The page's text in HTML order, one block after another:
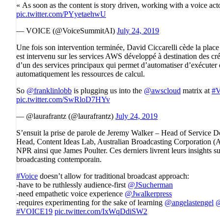
« As soon as the content is story driven, working with a voice
pic.twitter.com/PYyetaehwU
— VOICE (@VoiceSummitAI) July 24, 2019
Une fois son intervention terminée, David Ciccarelli cède la
est intervenu sur les services AWS développé à destination des
d’un des services principaux qui permet d’automatiser
automatiquement les ressources de calcul.
So @franklinlobb is plugging us into the @awscloud matrix at
pic.twitter.com/SwRloD7HYv
— @laurafrantz (@laurafrantz) July 24, 2019
S’ensuit la prise de parole de Jeremy Walker – Head of
Head, Content Ideas Lab, Australian Broadcasting Corporation
NPR ainsi que James Poulter. Ces derniers livrent leurs insights
broadcasting contemporain.
#Voice doesn’t allow for traditional broadcast approach:
-have to be ruthlessly audience-first @JSucherman
-need empathetic voice experience @Jwalkerpress
-requires experimenting for the sake of learning @angelastengel
#VOICE19 pic.twitter.com/IxWqDdiSW2